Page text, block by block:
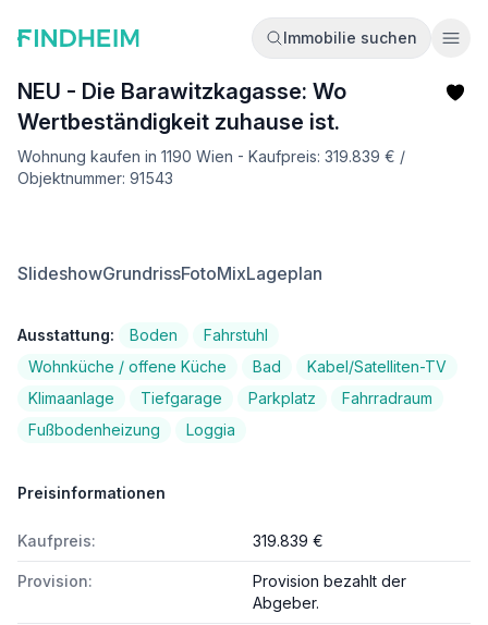
Immobilie suchen
NEU - Die Barawitzkagasse: Wo
Wertbeständigkeit zuhause ist.
Wohnung kaufen in 1190 Wien - Kaufpreis: 319.839 € /
Objektnummer: 91543
SlideshowGrundrissFotoMixLageplan
Ausstattung: Boden
Fahrstuhl
Wohnküche / offene Küche
Bad
Kabel/Satelliten-TV
Klimaanlage
Tiefgarage Parkplatz
Fahrradraum
Fußbodenheizung
Loggia
Preisinformationen
Kaufpreis: 319.839 €
Provision:
Provision bezahlt der
Abgeber.